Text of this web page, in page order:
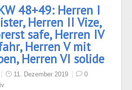
48+49: Herren I
Herren II Vize,
safe, Herren IV
Herren V mit
Herren VI solide
11. Dezember 2019
0